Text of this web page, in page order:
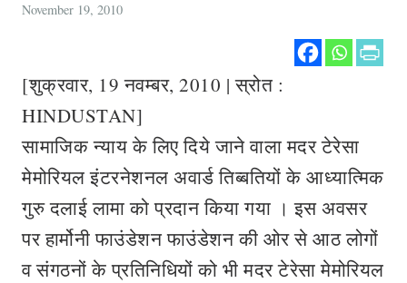
November 19, 2010
[शुक्रवार, 19 नवम्बर, 2010 | स्रोत :
HINDUSTAN]
सामाजिक न्याय के लिए दिये जाने वाला मदर टेरेसा
मेमोरियल इंटरनेशनल अवार्ड तिब्बतियों के आध्यात्मिक
गुरु दलाई लामा को प्रदान किया गया । इस अवसर
पर हार्मोनी फाउंडेशन फाउंडेशन की ओर से आठ लोगों
व संगठनों के प्रतिनिधियों को भी मदर टेरेसा मेमोरियल